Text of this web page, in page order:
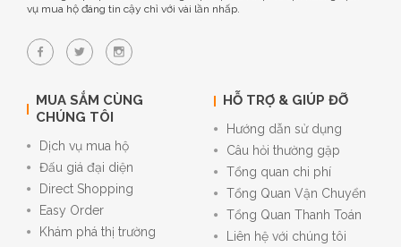
vụ mua hộ đáng tin cậy chỉ với vài lần nhấp.
MUA SẮM CÙNG
CHÚNG TÔI
Dịch vụ mua hộ
Đấu giá đại diện
Direct Shopping
Easy Order
Khám phá thị trường
HỖ TRỢ & GIÚP ĐỠ
Hướng dẫn sử dụng
Câu hỏi thường gặp
Tổng quan chi phí
Tổng Quan Vận Chuyển
Tổng Quan Thanh Toán
Liên hệ với chúng tôi